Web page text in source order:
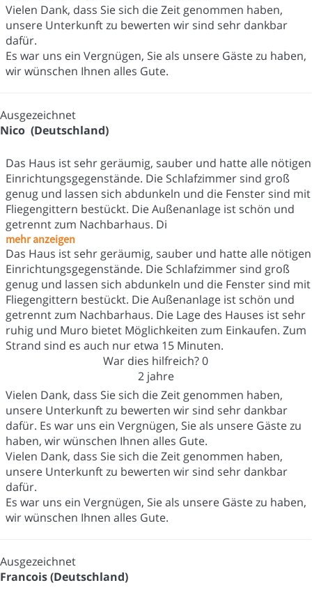
Vielen Dank, dass Sie sich die Zeit genommen haben,
unsere Unterkunft zu bewerten wir sind sehr dankbar
dafür.
Es war uns ein Vergnügen, Sie als unsere Gäste zu haben,
wir wünschen Ihnen alles Gute.
Ausgezeichnet
Nico (Deutschland)
Das Haus ist sehr geräumig, sauber und hatte alle nötigen
Einrichtungsgegenstände. Die Schlafzimmer sind groß
genug und lassen sich abdunkeln und die Fenster sind mit
Fliegengittern bestückt. Die Außenanlage ist schön und
getrennt zum Nachbarhaus. Di
mehr anzeigen
Das Haus ist sehr geräumig, sauber und hatte alle nötigen
Einrichtungsgegenstände. Die Schlafzimmer sind groß
genug und lassen sich abdunkeln und die Fenster sind mit
Fliegengittern bestückt. Die Außenanlage ist schön und
getrennt zum Nachbarhaus. Die Lage des Hauses ist sehr
ruhig und Muro bietet Möglichkeiten zum Einkaufen. Zum
Strand sind es auch nur etwa 15 Minuten.
War dies hilfreich?0
2 jahre
Vielen Dank, dass Sie sich die Zeit genommen haben,
unsere Unterkunft zu bewerten wir sind sehr dankbar
dafür. Es war uns ein Vergnügen, Sie als unsere Gäste zu
haben, wir wünschen Ihnen alles Gute.
Vielen Dank, dass Sie sich die Zeit genommen haben,
unsere Unterkunft zu bewerten wir sind sehr dankbar
dafür.
Es war uns ein Vergnügen, Sie als unsere Gäste zu haben,
wir wünschen Ihnen alles Gute.
Ausgezeichnet
Francois (Deutschland)